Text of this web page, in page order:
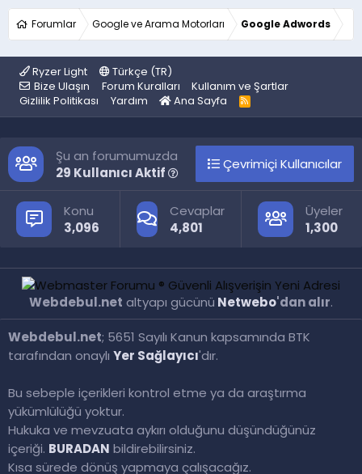
Forumlar Google ve Arama Motorları Google Adwords
Ryzer Light
Türkçe (TR)
Bize Ulaşın
Forum Kuralları
Kullanım ve Şartlar
Gizlilik Politikası
Yardım Ana Sayfa
R
S
Şu an forumumuzda
29 Kullanıcı Aktif
Çevrimiçi Kullanıcılar
Konu
3,096
Cevaplar
4,801
Üyeler
1,300
Webdebul.net; 5651 Sayılı Kanun kapsamında BTK
tarafından onaylı Yer Sağlayıcı'dır.
Bu sebeple içerikleri kontrol etme ya da araştırma
yükümlülüğü yoktur.
Hukuka ve mevzuata aykırı olduğunu düşündüğünüz
içeriği. BURADAN bildirebilirsiniz.
Kısa sürede dönüş yapmaya çalışacağız.
Webdebul.net altyapı gücünü Netwebo'dan alır.